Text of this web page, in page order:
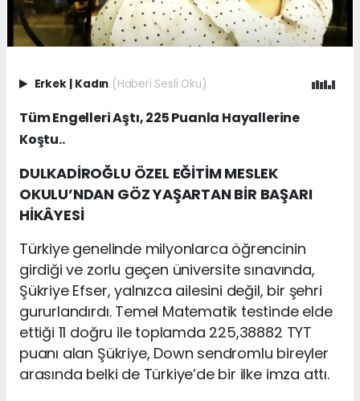
Erkek | Kadın (Haberi Sesli Oku)
Tüm Engelleri Aştı, 225 Puanla Hayallerine
Koştu..
DULKADİROĞLU ÖZEL EĞİTİM MESLEK
OKULU’NDAN GÖZ YAŞARTAN BİR BAŞARI
HİKÂYESİ
Türkiye genelinde milyonlarca öğrencinin
girdiği ve zorlu geçen üniversite sınavında,
Şükriye Efser, yalnızca ailesini değil, bir şehri
gururlandırdı. Temel Matematik testinde elde
ettiği 11 doğru ile toplamda 225,38882 TYT
puanı alan Şükriye, Down sendromlu bireyler
arasında belki de Türkiye’de bir ilke imza attı.